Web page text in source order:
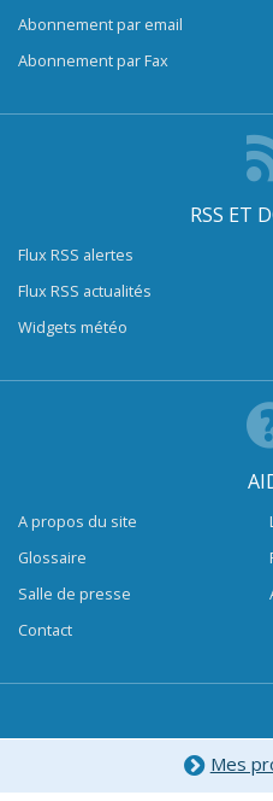
Abonnement par email
Abonnement par Fax
RSS ET
Flux RSS alertes
Flux RSS actualités
Widgets météo
A propos du site
Glossaire
Salle de presse
Contact
Mes